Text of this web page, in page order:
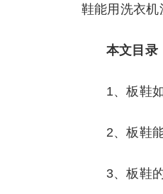
鞋能用洗衣机
本文目录
1、板鞋
2、板鞋
3、板鞋